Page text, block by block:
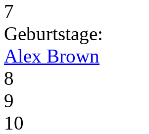
7
Geburtstage:
Alex Brown
8
9
10